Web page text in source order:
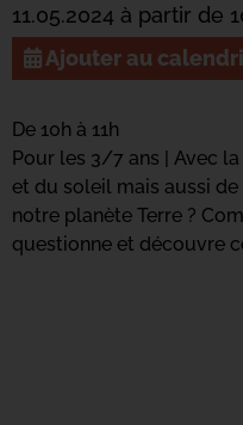
11.05.2024 à partir de
Ajouter au
De 10h à 11h
Pour les 3/7 ans | Avec la
et du soleil mais aussi de
notre planète Terre ?
questionne et découvre